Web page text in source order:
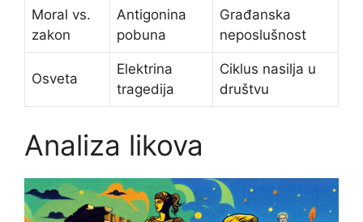
Moral vs.
zakon
Antigonina
pobuna
Građanska
neposlušnost
Osveta
Elektrina
tragedija
Ciklus nasilja u
društvu
Analiza likova